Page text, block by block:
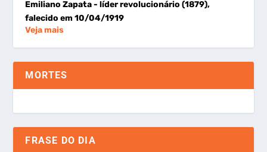
Emiliano Zapata- líder revolucionário (1879),
falecido em 10/04/1919
Veja mais
MORTES
FRASE DO DIA